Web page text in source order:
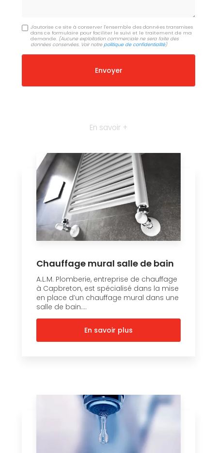
J'autorise ce site à conserver l'ensemble des données transmises
dans ce formulaire pour faciliter le suivi et le traitement de ma
demande. (Aucune exploitation commerciale ne sera faite des
données conservées. Voir notrepolitique de confidentialité)
En savoir +
Chauffage mural salle de bain
A.L.M. Plomberie, entreprise de chauffage
à Capbreton, est spécialisé dans la mise
en place d’un chauffage mural dans une
salle de bain....
En savoir plus